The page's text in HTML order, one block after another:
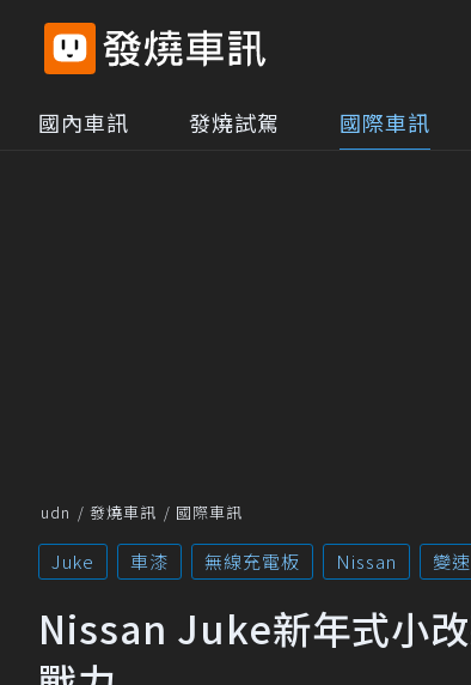
國內車訊 發燒試駕 國際車訊
udn 發燒車訊 國際車訊
Juke 車漆 無線充電板 Nissan 變
Nissan Juke新年式小